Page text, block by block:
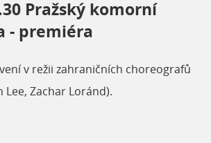
Pražský komorní
- premiéra
v režii zahraničních choreografů
Lee, Zachar Loránd).